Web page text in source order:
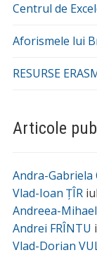
Centrul de
Aforismele lui
RESURSE
Articole
Andra-Gabriela
Vlad-Ioan ȚÎR
Andreea-
Andrei FRÎNTU
Vlad-Dorian